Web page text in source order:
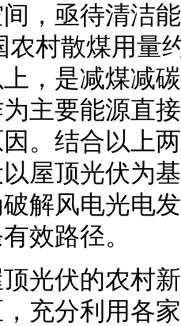
，亟待清洁
农村散煤用量
，是减煤减
主要能源直
。结合以上
屋顶光伏为
解风电光电
效路径。
光伏的农村
充分利用各